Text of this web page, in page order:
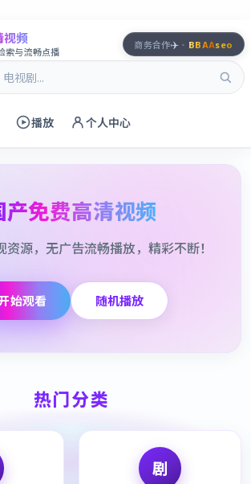
视频
索与流畅点播
播放 个人中心
商务合作✈️ · BBAAseo
产免费高清视频
资源，无广告流畅播放，精彩不断！
始观看 随机播放
热门分类
剧